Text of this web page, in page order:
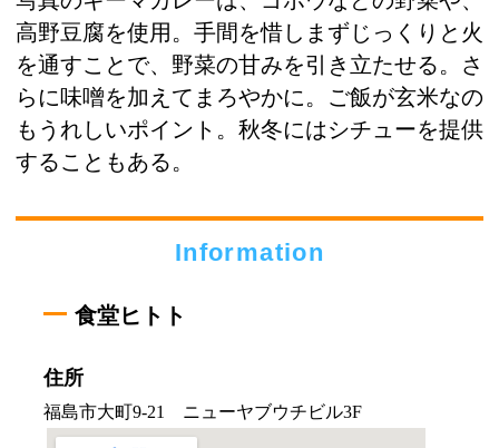
高野豆腐を使用。手間を惜しまずじっくりと火
を通すことで、野菜の甘みを引き立たせる。さ
らに味噌を加えてまろやかに。ご飯が玄米なの
もうれしいポイント。秋冬にはシチューを提供
することもある。
Information
食堂ヒトト
住所